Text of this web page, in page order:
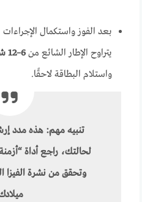
بعد الفوز واستكمال الإجراءات
يتراوح الإطار الشائع من6–12 شهرًا
واستلام البطاقة لاحقًا.
تنبيه مهم: هذه مدد
لحالتك، راجع أداة
وتحقق مننشرة الفيزا